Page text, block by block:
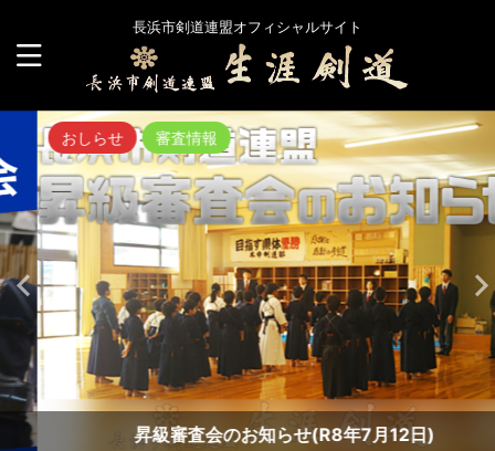
長浜市剣道連盟オフィシャルサイト
おしらせ 審査情報
昇級審査会のお知らせ(R8年7月12日)